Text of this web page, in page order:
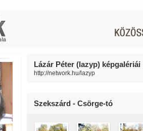
Lázár Péter (lazyp) képgalériái
http://network.hu/lazyp
Szekszárd - Csörge-tó